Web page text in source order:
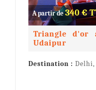
A partir de340 €
Triangle d'or
Udaipur
Destination :